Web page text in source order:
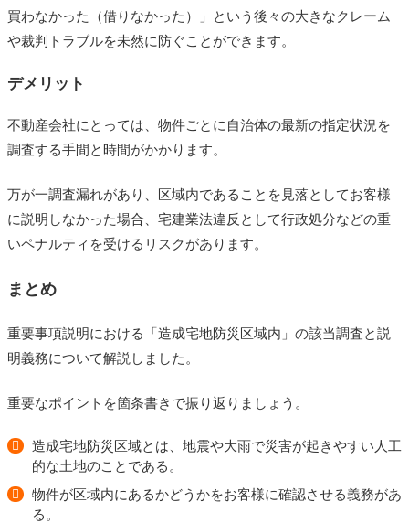
買わなかった（借りなかった）」という後々の大きなクレーム
や裁判トラブルを未然に防ぐことができます。
デメリット
不動産会社にとっては、物件ごとに自治体の最新の指定状況を
調査する手間と時間がかかります。
万が一調査漏れがあり、区域内であることを見落としてお客様
に説明しなかった場合、宅建業法違反として行政処分などの重
いペナルティを受けるリスクがあります。
まとめ
重要事項説明における「造成宅地防災区域内」の該当調査と説
明義務について解説しました。
重要なポイントを箇条書きで振り返りましょう。
造成宅地防災区域とは、地震や大雨で災害が起きやすい人工
的な土地のことである。
物件が区域内にあるかどうかをお客様に確認させる義務があ
る。